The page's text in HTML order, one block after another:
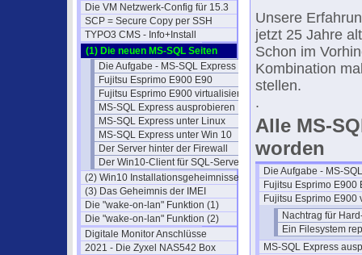
Die VM Netzwerk-Config für 15.3
SCP = Secure Copy per SSH
TYPO3 CMS - Info+Install
(1) Die neuen MS-SQL Seiten
Die Aufgabe - MS-SQL Express (1)
Fujitsu Esprimo E900 E90
Fujitsu Esprimo E900 virtualisieren
MS-SQL Express ausprobieren
MS-SQL Express unter Linux
MS-SQL Express unter Win 10
Der Server hinter der Firewall
Der Win10-Client für SQL-Server
(2) Win10 Installationsgeheimnisse
(3) Das Geheimnis der IMEI
Die "wake-on-lan" Funktion (1)
Die "wake-on-lan" Funktion (2)
Digitale Monitor Anschlüsse
2021 - Die Zyxel NAS542 Box
Unsere
jetzt 25 Jahre
Schon im
Kombination
stellen.
.
Alle MS-
worden
Die Aufgabe - MS-
Fujitsu Esprimo E900
Fujitsu Esprimo E900
Nachtrag für
Ein Filesystem
MS-SQL Express